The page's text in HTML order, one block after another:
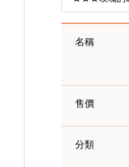
名稱
售價
分類